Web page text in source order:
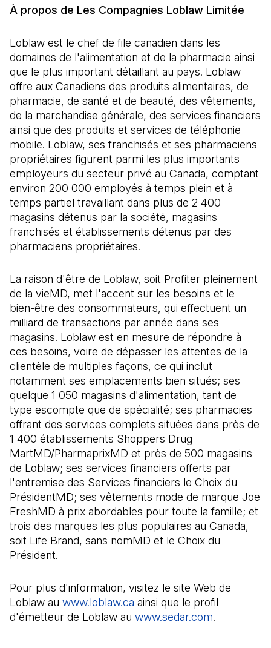
À propos de Les Compagnies Loblaw Limitée
Loblaw est le chef de file canadien dans les
domaines de l'alimentation et de la pharmacie ainsi
que le plus important détaillant au pays. Loblaw
offre aux Canadiens des produits alimentaires, de
pharmacie, de santé et de beauté, des vêtements,
de la marchandise générale, des services financiers
ainsi que des produits et services de téléphonie
mobile. Loblaw, ses franchisés et ses pharmaciens
propriétaires figurent parmi les plus importants
employeurs du secteur privé au Canada, comptant
environ 200 000 employés à temps plein et à
temps partiel travaillant dans plus de 2 400
magasins détenus par la société, magasins
franchisés et établissements détenus par des
pharmaciens propriétaires.
La raison d'être de Loblaw, soit Profiter pleinement
de la vieMD, met l'accent sur les besoins et le
bien-être des consommateurs, qui effectuent un
milliard de transactions par année dans ses
magasins. Loblaw est en mesure de répondre à
ces besoins, voire de dépasser les attentes de la
clientèle de multiples façons, ce qui inclut
notamment ses emplacements bien situés; ses
quelque 1 050 magasins d'alimentation, tant de
type escompte que de spécialité; ses pharmacies
offrant des services complets situées dans près de
1 400 établissements Shoppers Drug
MartMD/PharmaprixMD et près de 500 magasins
de Loblaw; ses services financiers offerts par
l'entremise des Services financiers le Choix du
PrésidentMD; ses vêtements mode de marque Joe
FreshMD à prix abordables pour toute la famille; et
trois des marques les plus populaires au Canada,
soit Life Brand, sans nomMD et le Choix du
Président.
Pour plus d'information, visitez le site Web de
Loblaw au www.loblaw.ca (Il s'ouvre dans un nouvel
ainsi que le profil
d'émetteur de Loblaw au www.sedar.com(Il s'ouvre
.